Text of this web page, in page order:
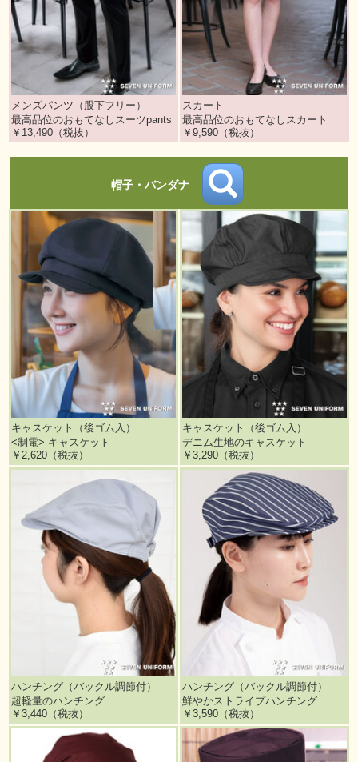
メンズパンツ（股下フリー）
最高品位のおもてなしスーツpants
￥13,490（税抜）
スカート
最高品位のおもてなしスカート
￥9,590（税抜）
帽子・バンダナ
キャスケット（後ゴム入）
<制電> キャスケット
￥2,620（税抜）
キャスケット（後ゴム入）
デニム生地のキャスケット
￥3,290（税抜）
ハンチング（バックル調節付）
超軽量のハンチング
￥3,440（税抜）
ハンチング（バックル調節付）
鮮やかストライプハンチング
￥3,590（税抜）